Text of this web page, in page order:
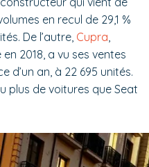
en recul de 29,1 %
De l’autre, Cupra,
2018, a vu ses ventes
d’un an, à 22 695 unités.
plus de voitures que Seat